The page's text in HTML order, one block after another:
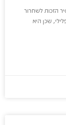
הזכות לשחרור
שכן היא